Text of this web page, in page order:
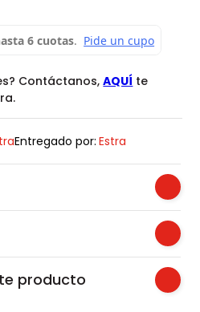
Contáctanos,AQUÍ te
Entregado por: Estra
producto